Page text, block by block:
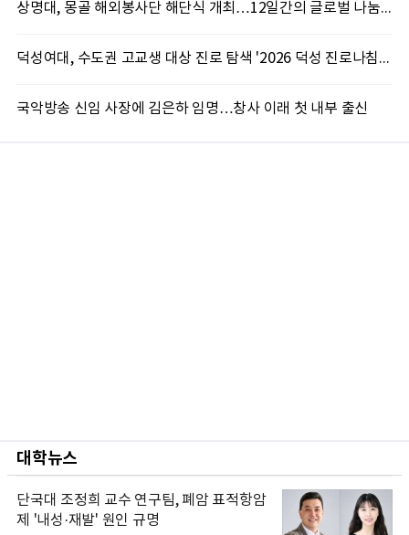
상명대, 몽골 해외봉사단 해단식 개최…12일간의 글로벌 나눔 성료
덕성여대, 수도권 고교생 대상 진로 탐색 '2026 덕성 진로나침판' 개최
국악방송 신임 사장에 김은하 임명…창사 이래 첫 내부 출신
대학뉴스
단국대 조정희 교수 연구팀, 폐암 표적항암
제 '내성·재발' 원인 규명